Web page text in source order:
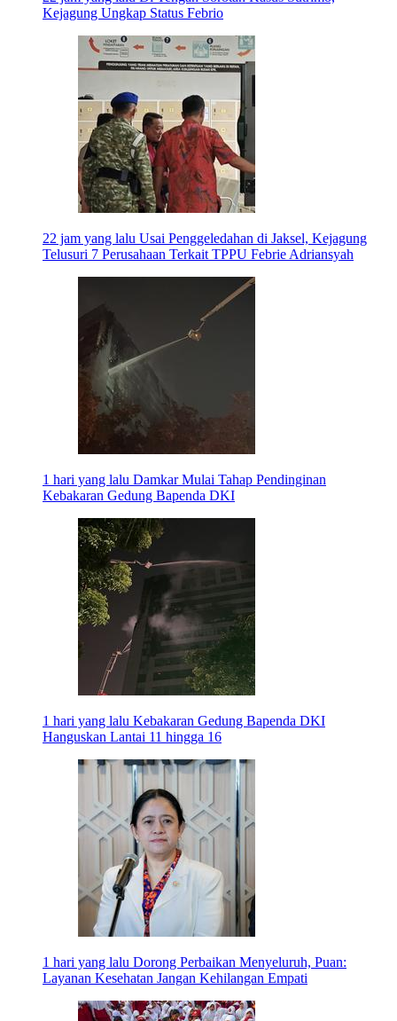
Kejagung Ungkap Status Febrio
22 jam yang lalu Usai Penggeledahan di Jaksel, Kejagung
Telusuri 7 Perusahaan Terkait TPPU Febrie Adriansyah
1 hari yang lalu Damkar Mulai Tahap Pendinginan
Kebakaran Gedung Bapenda DKI
1 hari yang lalu Kebakaran Gedung Bapenda DKI
Hanguskan Lantai 11 hingga 16
1 hari yang lalu Dorong Perbaikan Menyeluruh, Puan:
Layanan Kesehatan Jangan Kehilangan Empati